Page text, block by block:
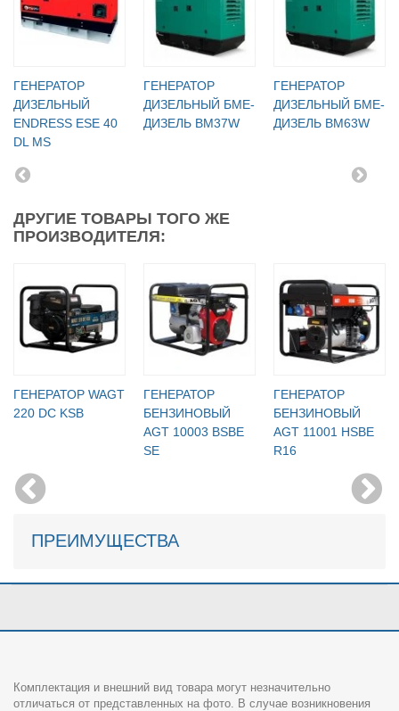
ГЕНЕРАТОР
ДИЗЕЛЬНЫЙ
ENDRESS ESE 40
DL MS
ГЕНЕРАТОР
ДИЗЕЛЬНЫЙ БМЕ-
ДИЗЕЛЬ BM37W
ГЕНЕРАТОР
ДИЗЕЛЬНЫЙ БМЕ-
ДИЗЕЛЬ BM63W
ДРУГИЕ ТОВАРЫ ТОГО ЖЕ
ПРОИЗВОДИТЕЛЯ:
ГЕНЕРАТОР WAGT
220 DC KSB
ГЕНЕРАТОР
БЕНЗИНОВЫЙ
AGT 10003 BSBE
SE
ГЕНЕРАТОР
БЕНЗИНОВЫЙ
AGT 11001 HSBE
R16
ПРЕИМУЩЕСТВА
Комплектация и внешний вид товара могут незначительно
отличаться от представленных на фото. В случае возникновения